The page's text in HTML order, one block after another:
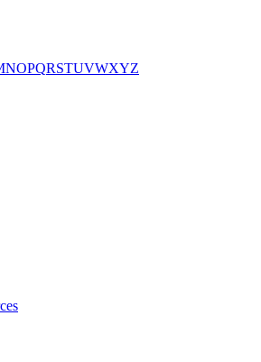
NOPQRSTUVWXYZ